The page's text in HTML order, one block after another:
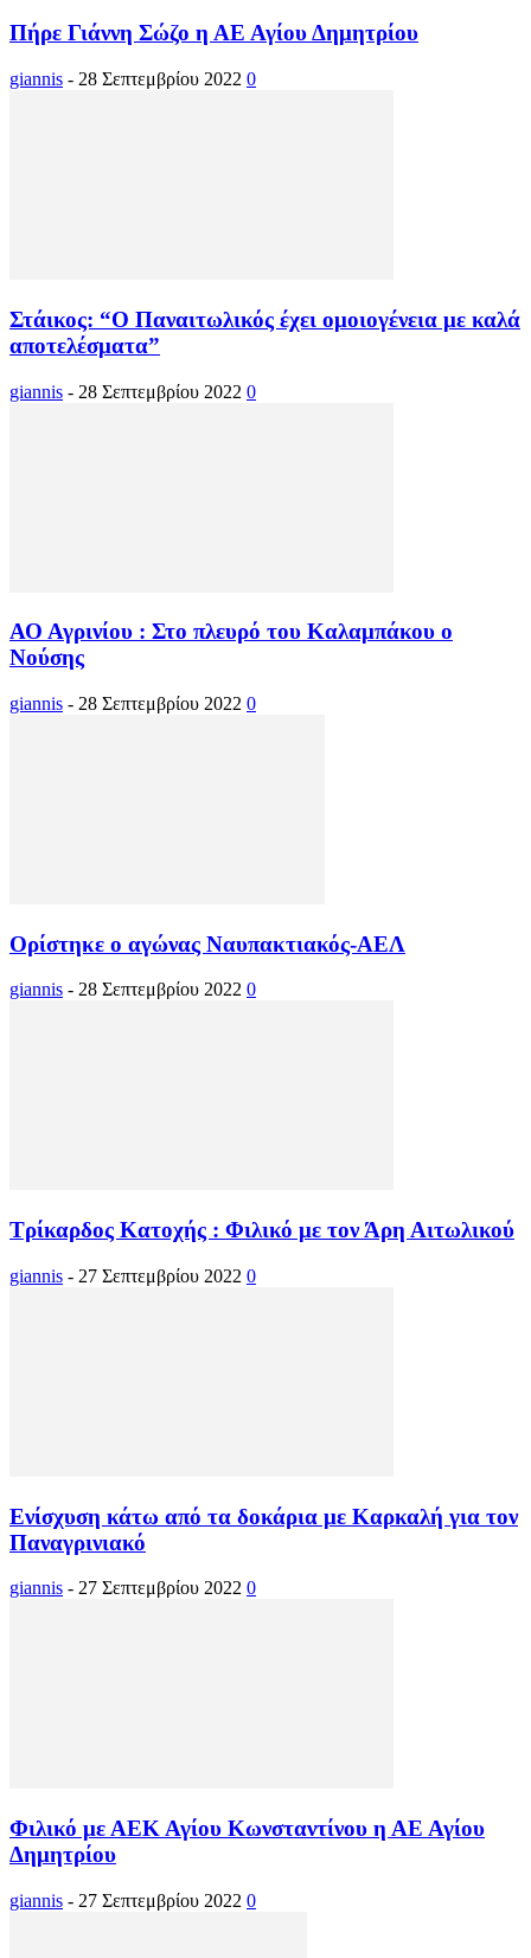
Πήρε Γιάννη Σώζο η ΑΕ Αγίου Δημητρίου
giannis - 28 Σεπτεμβρίου 2022 0
Στάικος: “Ο Παναιτωλικός έχει ομοιογένεια με καλά
αποτελέσματα”
giannis - 28 Σεπτεμβρίου 2022 0
ΑΟ Αγρινίου : Στο πλευρό του Καλαμπάκου ο
Νούσης
giannis - 28 Σεπτεμβρίου 2022 0
Ορίστηκε ο αγώνας Ναυπακτιακός-ΑΕΛ
giannis - 28 Σεπτεμβρίου 2022 0
Τρίκαρδος Κατοχής : Φιλικό με τον Άρη Αιτωλικού
giannis - 27 Σεπτεμβρίου 2022 0
Ενίσχυση κάτω από τα δοκάρια με Καρκαλή για τον
Παναγρινιακό
giannis - 27 Σεπτεμβρίου 2022 0
Φιλικό με ΑΕΚ Αγίου Κωνσταντίνου η ΑΕ Αγίου
Δημητρίου
giannis - 27 Σεπτεμβρίου 2022 0